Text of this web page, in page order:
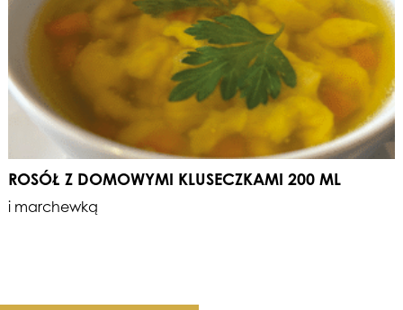
ROSÓŁ Z DOMOWYMI KLUSECZKAMI 200 ML
i marchewką